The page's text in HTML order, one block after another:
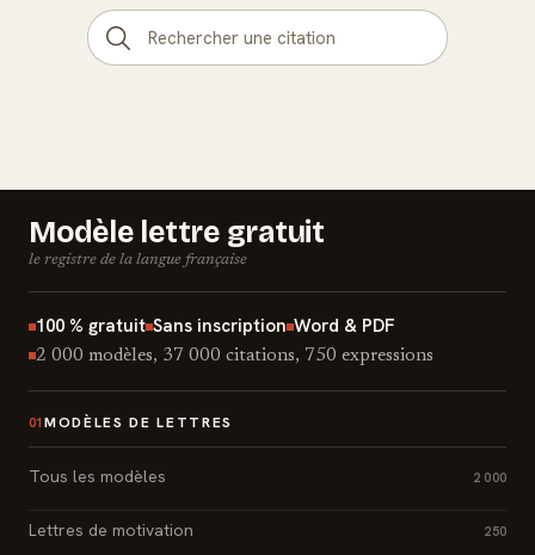
Modèle lettre gratuit
le registre de la langue française
100 % gratuit Sans inscription Word & PDF
2 000 modèles, 37 000 citations, 750 expressions
01 MODÈLES DE LETTRES
Tous les modèles 2 000
Lettres de motivation 250